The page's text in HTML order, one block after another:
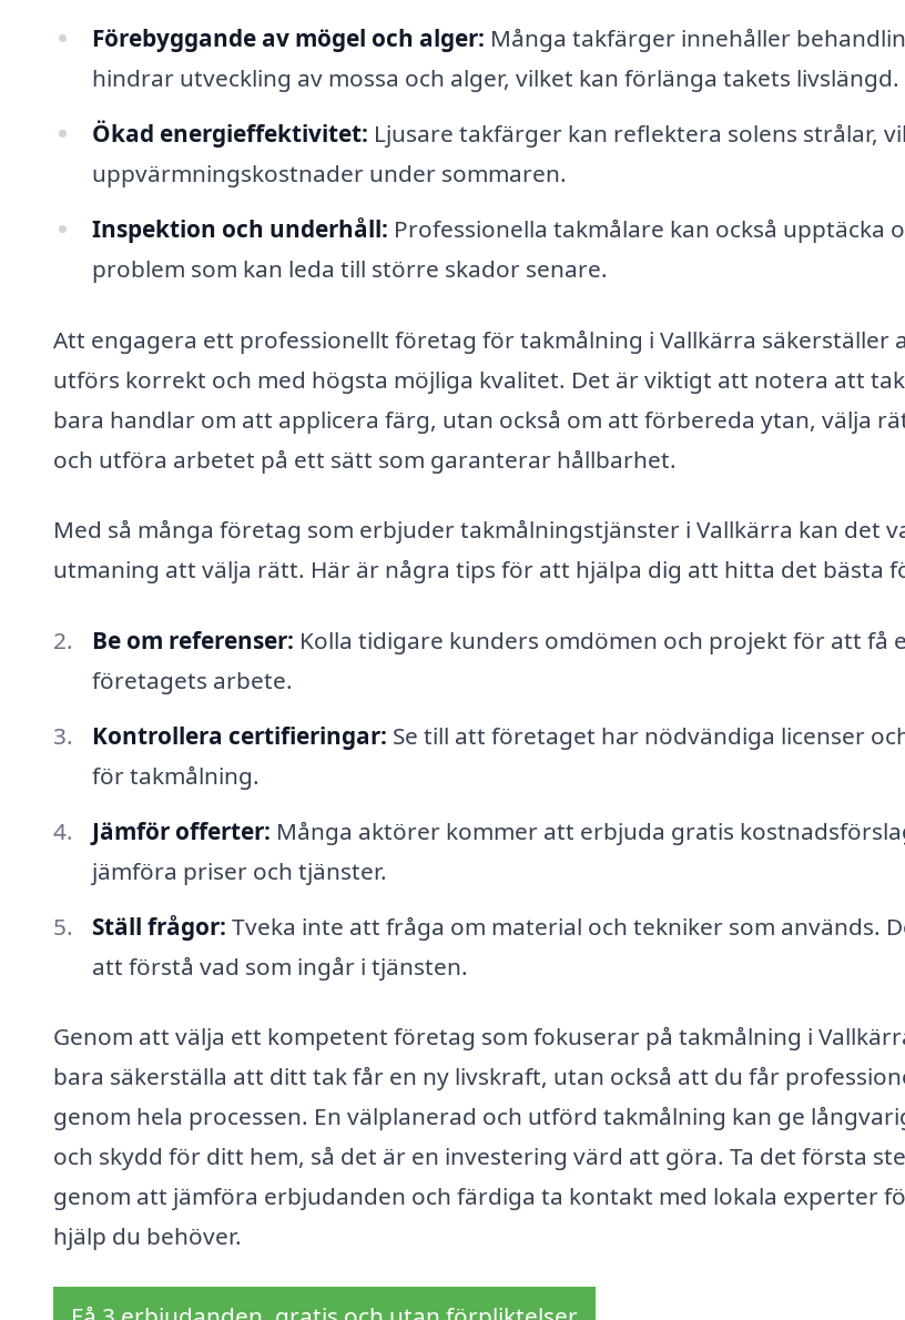
Förebyggande av mögel och alger: Många takfärger innehåller
hindrar utveckling av mossa och alger, vilket kan förlänga takets livslängd.
Ökad energieffektivitet: Ljusare takfärger kan reflektera solens strålar,
uppvärmningskostnader under sommaren.
Inspektion och underhåll: Professionella takmålare kan också upptäcka
problem som kan leda till större skador senare.
Att engagera ett professionellt företag för takmålning i Vallkärra säkerställer
utförs korrekt och med högsta möjliga kvalitet. Det är viktigt att notera att
bara handlar om att applicera färg, utan också om att förbereda ytan, välja
och utföra arbetet på ett sätt som garanterar hållbarhet.
Med så många företag som erbjuder takmålningstjänster i Vallkärra kan det
utmaning att välja rätt. Här är några tips för att hjälpa dig att hitta det bästa
Be om referenser: Kolla tidigare kunders omdömen och projekt för att få
företagets arbete.
Kontrollera certifieringar: Se till att företaget har nödvändiga licenser
för takmålning.
Jämför offerter: Många aktörer kommer att erbjuda gratis
jämföra priser och tjänster.
Ställ frågor: Tveka inte att fråga om material och tekniker som används.
att förstå vad som ingår i tjänsten.
Genom att välja ett kompetent företag som fokuserar på takmålning i
bara säkerställa att ditt tak får en ny livskraft, utan också att du får
genom hela processen. En välplanerad och utförd takmålning kan ge
och skydd för ditt hem, så det är en investering värd att göra. Ta det första
genom att jämföra erbjudanden och färdiga ta kontakt med lokala experter
hjälp du behöver.